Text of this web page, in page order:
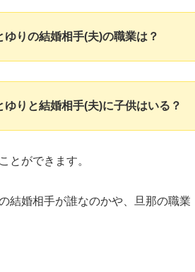
ゆりの結婚相手(夫)の職業は？
ゆりと結婚相手(夫)に子供はいる？
とができます。
結婚相手が誰なのかや、旦那の職